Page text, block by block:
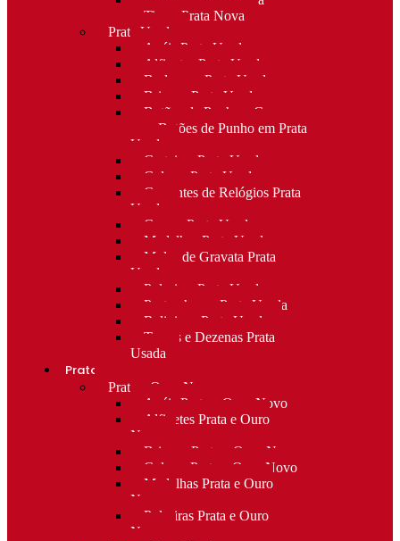
Tiaras Prata Nova
Prata Usada
Anéis Prata Usada
Alfinetes Prata Usada
Berloques Prata Usada
Brincos Prata Usada
Botões de Punho e Capas
para Botões de Punho em Prata
Usada
Carteiras Prata Usada
Colares Prata Usada
Correntes de Relógios Prata
Usada
Cruzes Prata Usada
Medalhas Prata Usada
Molas de Gravata Prata
Usada
Pulseiras Prata Usada
Porta-chaves Prata Usada
Religioso Prata Usada
Terços e Dezenas Prata
Usada
Prata e ouro
Prata e Ouro Novo
Anéis Prata e Ouro Novo
Alfinetes Prata e Ouro
Novo
Brincos Prata e Ouro Novo
Colares Prata e Ouro Novo
Medalhas Prata e Ouro
Novo
Pulseiras Prata e Ouro
Novo